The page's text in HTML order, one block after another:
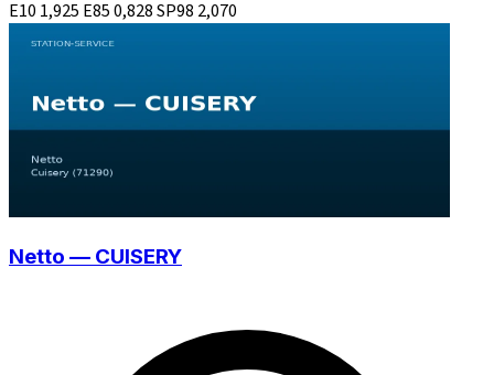
E10 1,925 E850,828SP98 2,070
Netto — CUISERY